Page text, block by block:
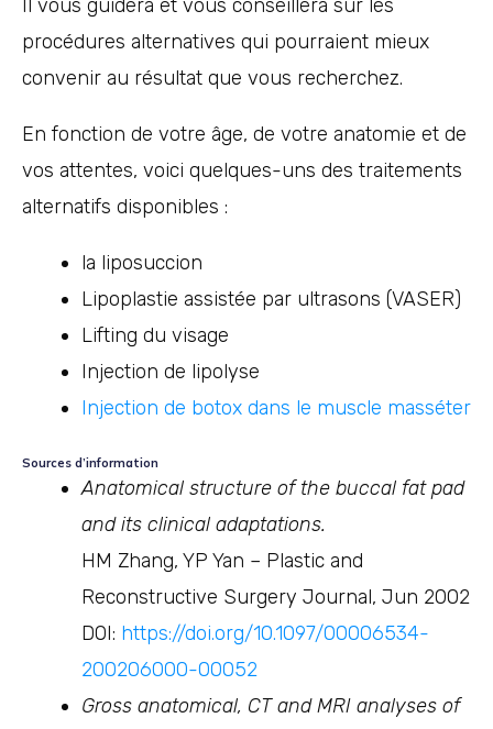
Il vous guidera et vous conseillera sur les
procédures alternatives qui pourraient mieux
convenir au résultat que vous recherchez.
En fonction de votre âge, de votre anatomie et de
vos attentes, voici quelques-uns des traitements
alternatifs disponibles :
la liposuccion
Lipoplastie assistée par ultrasons (VASER)
Lifting du visage
Injection de lipolyse
Injection de botox dans le muscle masséter
Sources d’information
Anatomical structure of the buccal fat pad
and its clinical adaptations.
HM Zhang, YP Yan – Plastic and
Reconstructive Surgery Journal, Jun 2002
DOI: https://doi.org/10.1097/00006534-
200206000-00052
Gross anatomical, CT and MRI analyses of